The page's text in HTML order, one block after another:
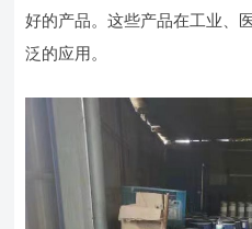
好的产品。这些产品在工业、
泛的应用。